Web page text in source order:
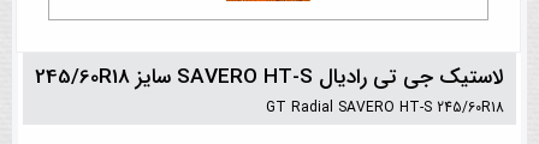
لاستیک جی تی رادیال SAVERO HT-S سایز 245/60R18
GT Radial SAVERO HT-S 245/60R18